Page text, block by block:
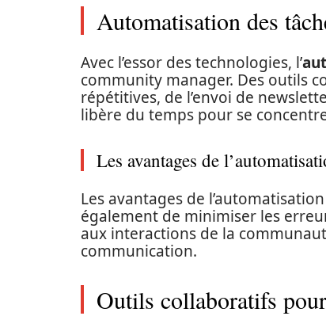
Automatisation des
Avec l’essor des technologies, l’
community manager. Des outils
répétitives, de l’envoi de
libère du temps pour se
Les avantages de
Les avantages de
également de minimiser les
aux interactions de la
communication.
Outils collaboratifs